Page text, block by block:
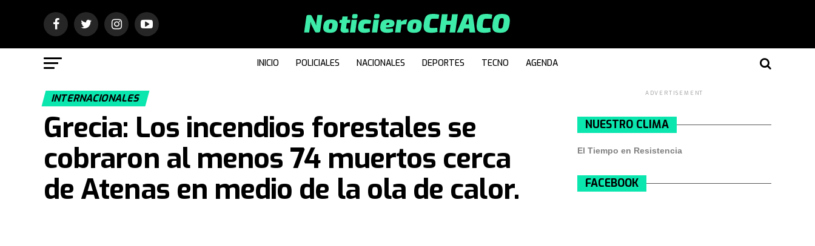
INICIO POLICIALES NACIONALES DEPORTES TECNO AGENDA
INTERNACIONALES
Grecia: Los incendios forestales se
cobraron al menos 74 muertos cerca
de Atenas en medio de la ola de calor.
ADVERTISEMENT
NUESTRO CLIMA
El Tiempo en Resistencia
FACEBOOK